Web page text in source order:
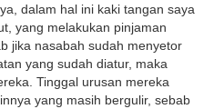
dalam hal ini kaki tangan saya
yang melakukan pinjaman
jika nasabah sudah menyetor
yang sudah diatur, maka
Tinggal urusan mereka
yang masih bergulir, sebab